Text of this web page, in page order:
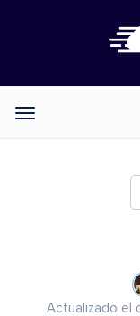
Categories
Actualizado el